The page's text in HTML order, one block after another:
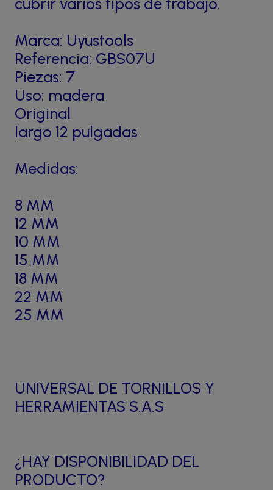
cubrir varios tipos de trabajo.
Marca: Uyustools
Referencia: GBS07U
Piezas: 7
Uso: madera
Original
largo 12 pulgadas
Medidas:
8 MM
12 MM
10 MM
15 MM
18 MM
22 MM
25 MM
UNIVERSAL DE TORNILLOS Y
HERRAMIENTAS S.A.S
¿HAY DISPONIBILIDAD DEL
PRODUCTO?